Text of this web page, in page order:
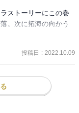
は
言う通り脈ありかも
めて会う時に、相手
ない君だな。
ストーリーにこの巻
。次に拓海の向かう
投稿日 : 2022.10.09